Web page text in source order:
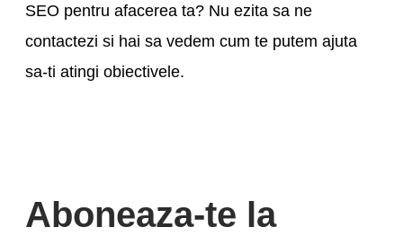
SEO pentru afacerea ta? Nu ezita sa ne
contactezi si hai sa vedem cum te putem ajuta
sa-ti atingi obiectivele.
Aboneaza-te la